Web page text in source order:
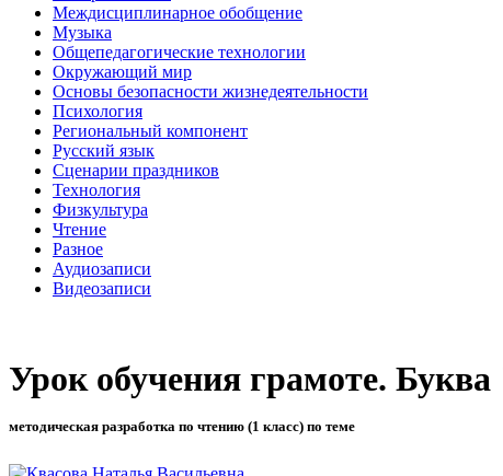
Междисциплинарное обобщение
Музыка
Общепедагогические технологии
Окружающий мир
Основы безопасности жизнедеятельности
Психология
Региональный компонент
Русский язык
Сценарии праздников
Технология
Физкультура
Чтение
Разное
Аудиозаписи
Видеозаписи
Урок обучения грамоте.
методическая разработка по чтению (1 класс) по теме